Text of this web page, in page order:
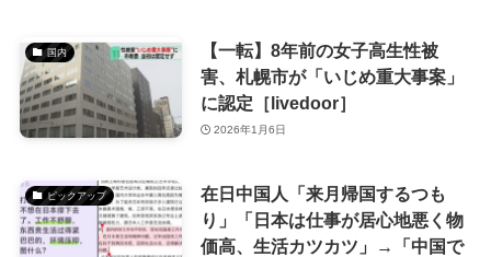
国内
【一転】8年前の女子高生性被
害、札幌市が「いじめ重大事案」
に認定［livedoor］
2026年1月6日
ピックアップ
在日中国人「来月帰国するつも
り」「日本は仕事が居心地悪く物
価高、生活カツカツ」→「中国で